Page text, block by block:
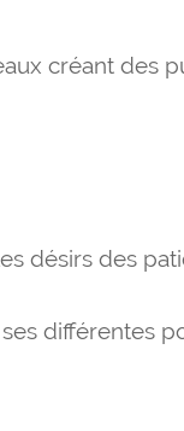
créant des
désirs des
différentes